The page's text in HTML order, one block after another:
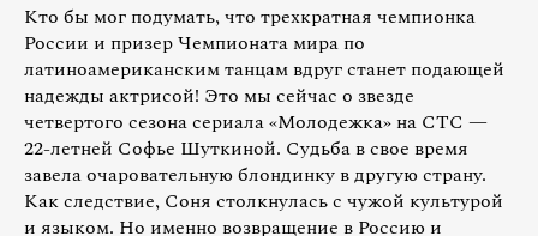
Кто бы мог подумать, что трехкратная чемпионка
России и призер Чемпионата мира по
латиноамериканским танцам вдруг станет подающей
надежды актрисой! Это мы сейчас о звезде
четвертого сезона сериала «Молодежка» на СТС —
22-летней Софье Шуткиной. Судьба в свое время
завела очаровательную блондинку в другую страну.
Как следствие, Соня столкнулась с чужой культурой
и языком. Но именно возвращение в Россию и